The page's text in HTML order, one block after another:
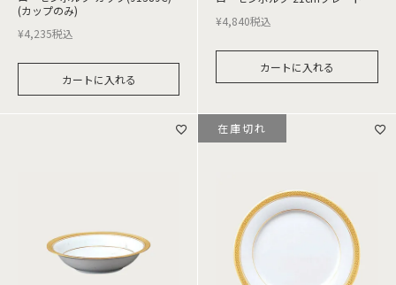
(カップのみ)
¥4,235税込
カートに入れる
¥4,840税込
カートに入れる
在庫切れ